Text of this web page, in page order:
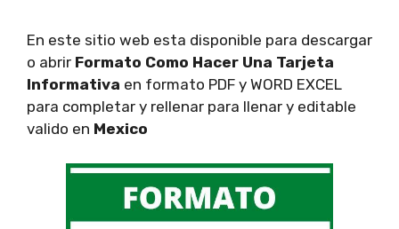
En este sitio web esta disponible para descargar
o abrir Formato Como Hacer Una Tarjeta
Informativa en formato PDF y WORD EXCEL
para completar y rellenar para llenar y editable
valido en Mexico